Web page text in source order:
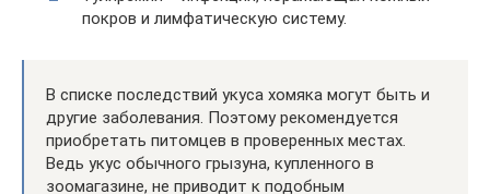
покров и лимфатическую систему.
В списке последствий укуса хомяка могут быть и
другие заболевания. Поэтому рекомендуется
приобретать питомцев в проверенных местах.
Ведь укус обычного грызуна, купленного в
зоомагазине, не приводит к подобным